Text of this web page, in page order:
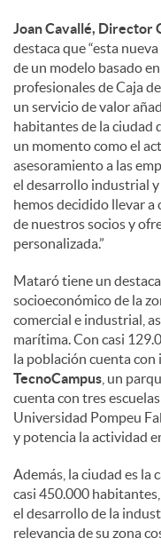
Joan Cavallé, Director
destaca que “esta nueva
de un modelo basado
profesionales de Caja
un servicio de valor
habitantes de la ciudad
un momento como el
asesoramiento a las
el desarrollo industrial
hemos decidido llevar a
de nuestros socios y
personalizada.”
Mataró tiene un
socioeconómico de la
comercial e industrial,
marítima. Con casi
la población cuenta
TecnoCampus , un
cuenta con tres
Universidad Pompeu
y potencia la actividad
Además, la ciudad es la
casi 450.000
el desarrollo de la
relevancia de su zona